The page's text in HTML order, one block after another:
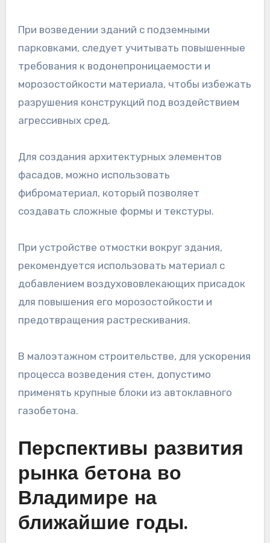
При возведении зданий с подземными
парковками, следует учитывать повышенные
требования к водонепроницаемости и
морозостойкости материала, чтобы избежать
разрушения конструкций под воздействием
агрессивных сред.
Для создания архитектурных элементов
фасадов, можно использовать
фиброматериал, который позволяет
создавать сложные формы и текстуры.
При устройстве отмостки вокруг здания,
рекомендуется использовать материал с
добавлением воздухововлекающих присадок
для повышения его морозостойкости и
предотвращения растрескивания.
В малоэтажном строительстве, для ускорения
процесса возведения стен, допустимо
применять крупные блоки из автоклавного
газобетона.
Перспективы развития
рынка бетона во
Владимире на
ближайшие годы.